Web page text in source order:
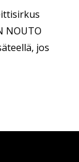
NOUTO
jos